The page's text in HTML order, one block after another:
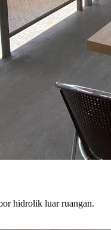
hidrolik luar ruangan.